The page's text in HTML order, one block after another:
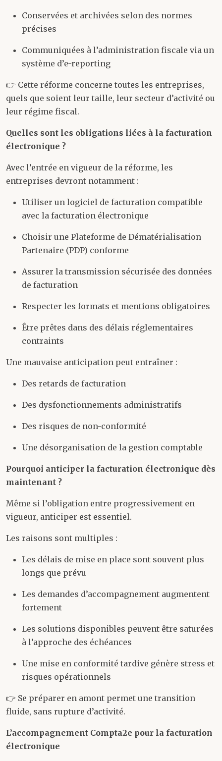
Conservées et archivées selon des normes
précises
Communiquées à l’administration fiscale via un
système d’e-reporting
👉 Cette réforme concerne toutes les entreprises,
quels que soient leur taille, leur secteur d’activité ou
leur régime fiscal.
Quelles sont les obligations liées à la facturation
électronique ?
Avec l’entrée en vigueur de la réforme, les
entreprises devront notamment :
Utiliser un logiciel de facturation compatible
avec la facturation électronique
Choisir une Plateforme de Dématérialisation
Partenaire (PDP) conforme
Assurer la transmission sécurisée des données
de facturation
Respecter les formats et mentions obligatoires
Être prêtes dans des délais réglementaires
contraints
Une mauvaise anticipation peut entraîner :
Des retards de facturation
Des dysfonctionnements administratifs
Des risques de non-conformité
Une désorganisation de la gestion comptable
Pourquoi anticiper la facturation électronique dès
maintenant ?
Même si l’obligation entre progressivement en
vigueur, anticiper est essentiel.
Les raisons sont multiples :
Les délais de mise en place sont souvent plus
longs que prévu
Les demandes d’accompagnement augmentent
fortement
Les solutions disponibles peuvent être saturées
à l’approche des échéances
Une mise en conformité tardive génère stress et
risques opérationnels
👉 Se préparer en amont permet une transition
fluide, sans rupture d’activité.
L’accompagnement Compta2e pour la facturation
électronique